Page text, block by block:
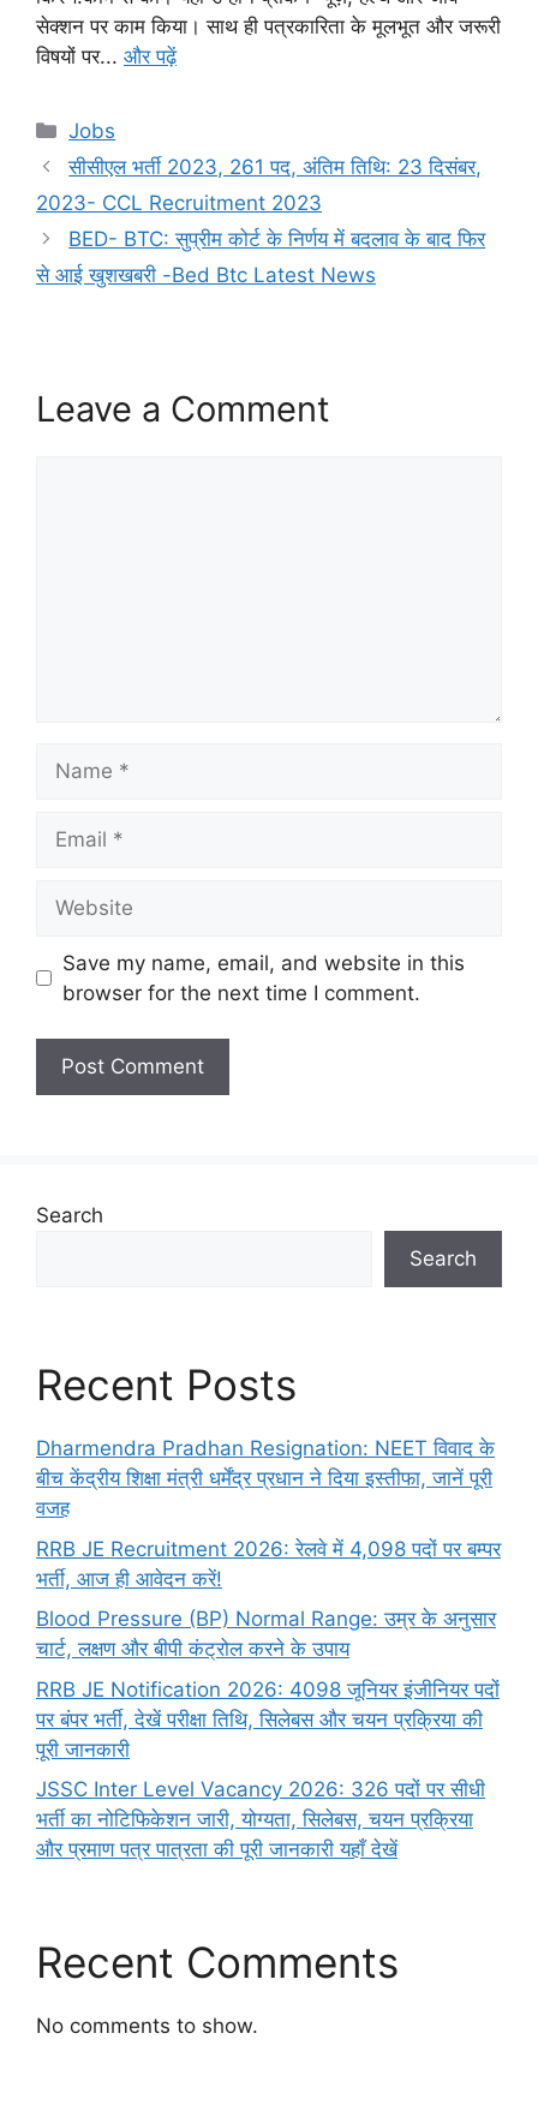
सेक्शन पर काम किया। साथ ही पत्रकारिता के मूलभूत और जरूरी
विषयों पर... और पढ़ें
Categories
Jobs
सीसीएल भर्ती 2023, 261 पद, अंतिम तिथि: 23 दिसंबर,
2023- CCL Recruitment 2023
BED- BTC: सुप्रीम कोर्ट के निर्णय में बदलाव के बाद फिर
से आई खुशखबरी -Bed Btc Latest News
Leave a Comment
Save my name, email, and website in this
browser for the next time I comment.
Search
Search
Recent Posts
Dharmendra Pradhan Resignation: NEET विवाद के
बीच केंद्रीय शिक्षा मंत्री धर्मेंद्र प्रधान ने दिया इस्तीफा, जानें पूरी
वजह
RRB JE Recruitment 2026: रेलवे में 4,098 पदों पर बम्पर
भर्ती, आज ही आवेदन करें!
Blood Pressure (BP) Normal Range: उम्र के अनुसार
चार्ट, लक्षण और बीपी कंट्रोल करने के उपाय
RRB JE Notification 2026: 4098 जूनियर इंजीनियर पदों
पर बंपर भर्ती, देखें परीक्षा तिथि, सिलेबस और चयन प्रक्रिया की
पूरी जानकारी
JSSC Inter Level Vacancy 2026: 326 पदों पर सीधी
भर्ती का नोटिफिकेशन जारी, योग्यता, सिलेबस, चयन प्रक्रिया
और प्रमाण पत्र पात्रता की पूरी जानकारी यहाँ देखें
Recent Comments
No comments to show.